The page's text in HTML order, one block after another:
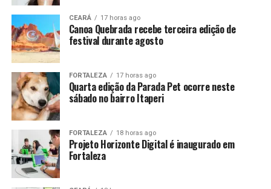
CEARÁ 17 horas ago
Canoa Quebrada recebe terceira edição de
festival durante agosto
FORTALEZA 17 horas ago
Quarta edição da Parada Pet ocorre neste
sábado no bairro Itaperi
FORTALEZA 18 horas ago
Projeto Horizonte Digital é inaugurado em
Fortaleza